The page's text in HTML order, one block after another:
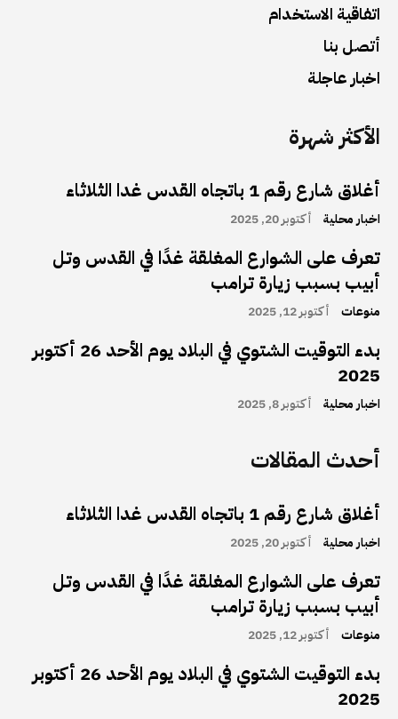
اتفاقية الاستخدام
أتصل بنا
اخبار عاجلة
الأكثر شهرة
أغلاق شارع رقم 1 باتجاه القدس غدا الثلاثاء
اخبار محلية أكتوبر 20, 2025
تعرف على الشوارع المغلقة غدًا في القدس وتل
أبيب بسبب زيارة ترامب
منوعات أكتوبر 12, 2025
بدء التوقيت الشتوي في البلاد يوم الأحد 26 أكتوبر
2025
اخبار محلية أكتوبر 8, 2025
أحدث المقالات
أغلاق شارع رقم 1 باتجاه القدس غدا الثلاثاء
اخبار محلية أكتوبر 20, 2025
تعرف على الشوارع المغلقة غدًا في القدس وتل
أبيب بسبب زيارة ترامب
منوعات أكتوبر 12, 2025
بدء التوقيت الشتوي في البلاد يوم الأحد 26 أكتوبر
2025